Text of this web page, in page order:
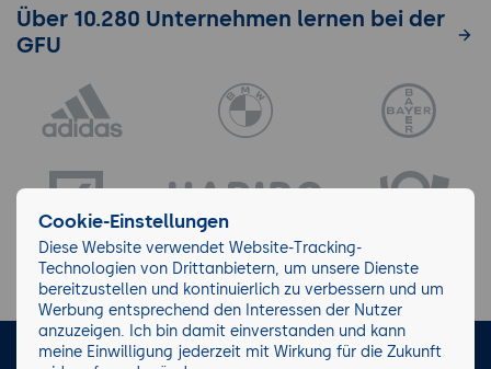
Über 10.280 Unternehmen lernen bei der
GFU
LinkedIn Facebook
Cookie-Einstellungen
Diese Website verwendet Website-Tracking-
Technologien von Drittanbietern, um unsere Dienste
bereitzustellen und kontinuierlich zu verbessern und um
Werbung entsprechend den Interessen der Nutzer
anzuzeigen. Ich bin damit einverstanden und kann
meine Einwilligung jederzeit mit Wirkung für die Zukunft